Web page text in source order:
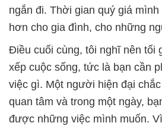
ngắn đi. Thời gian quý giá mình
hơn cho gia đình, cho những
Điều cuối cùng, tôi nghĩ nên tối
xếp cuộc sống, tức là bạn cần
việc gì. Một người hiện đại
quan tâm và trong một ngày,
được những việc mình muốn.